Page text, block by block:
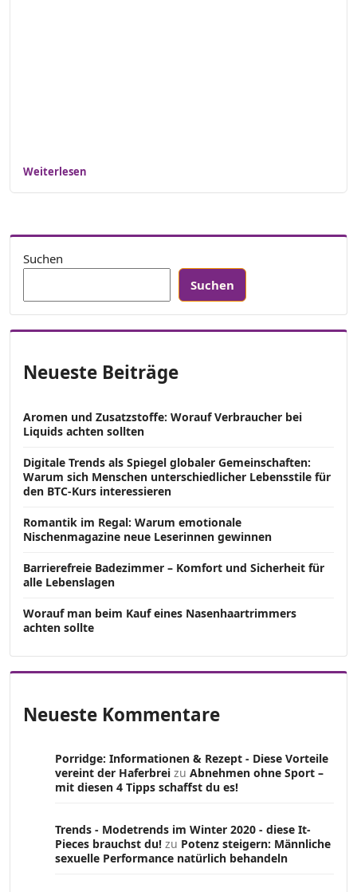
Weiterlesen
Suchen
Suchen
Neueste Beiträge
Aromen und Zusatzstoffe: Worauf Verbraucher bei
Liquids achten sollten
Digitale Trends als Spiegel globaler Gemeinschaften:
Warum sich Menschen unterschiedlicher Lebensstile für
den BTC-Kurs interessieren
Romantik im Regal: Warum emotionale
Nischenmagazine neue Leserinnen gewinnen
Barrierefreie Badezimmer – Komfort und Sicherheit für
alle Lebenslagen
Worauf man beim Kauf eines Nasenhaartrimmers
achten sollte
Neueste Kommentare
Porridge: Informationen & Rezept - Diese Vorteile
vereint der Haferbrei zu Abnehmen ohne Sport –
mit diesen 4 Tipps schaffst du es!
Trends - Modetrends im Winter 2020 - diese It-
Pieces brauchst du! zu Potenz steigern: Männliche
sexuelle Performance natürlich behandeln